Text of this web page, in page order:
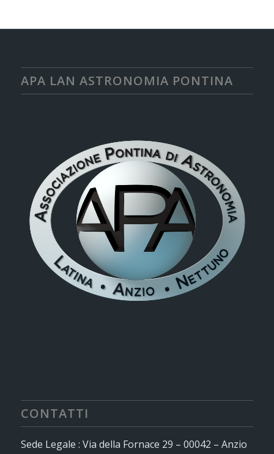
APA LAN ASTRONOMIA PONTINA
CONTATTI
Sede Legale : Via della Fornace 29 – 00042 – Anzio